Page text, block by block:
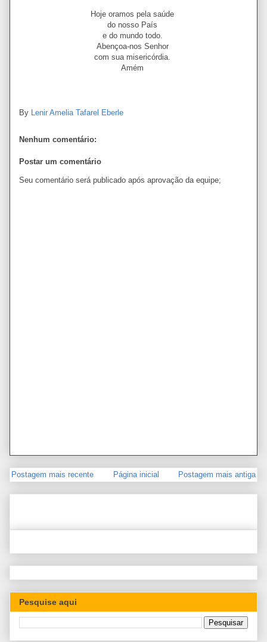
Hoje oramos pela saúde
do nosso País
e do mundo todo.
Abençoa-nos Senhor
com sua misericórdia.
Amém
By Lenir Amelia Tafarel Eberle
Nenhum comentário:
Postar um comentário
Seu comentário será publicado após aprovação da equipe;
Postagem mais recente Postagem mais antiga
Página inicial
Pesquise aqui